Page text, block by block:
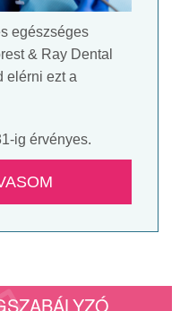
egészséges
& Ray Dental
elérni ezt a
ig érvényes.